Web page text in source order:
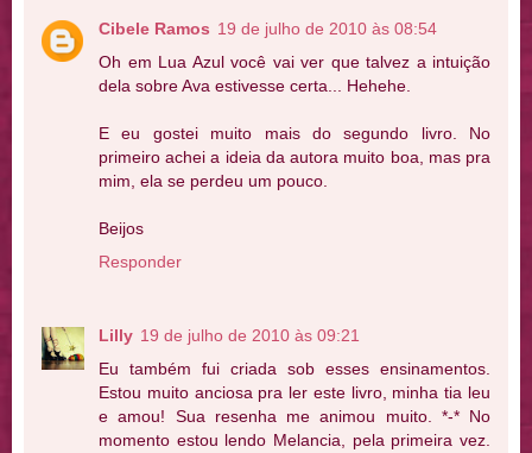
Cibele Ramos 19 de julho de 2010 às 08:54
Oh em Lua Azul você vai ver que talvez a intuição
dela sobre Ava estivesse certa... Hehehe.
E eu gostei muito mais do segundo livro. No
primeiro achei a ideia da autora muito boa, mas pra
mim, ela se perdeu um pouco.
Beijos
Responder
Lilly 19 de julho de 2010 às 09:21
Eu também fui criada sob esses ensinamentos.
Estou muito anciosa pra ler este livro, minha tia leu
e amou! Sua resenha me animou muito. *-* No
momento estou lendo Melancia, pela primeira vez.